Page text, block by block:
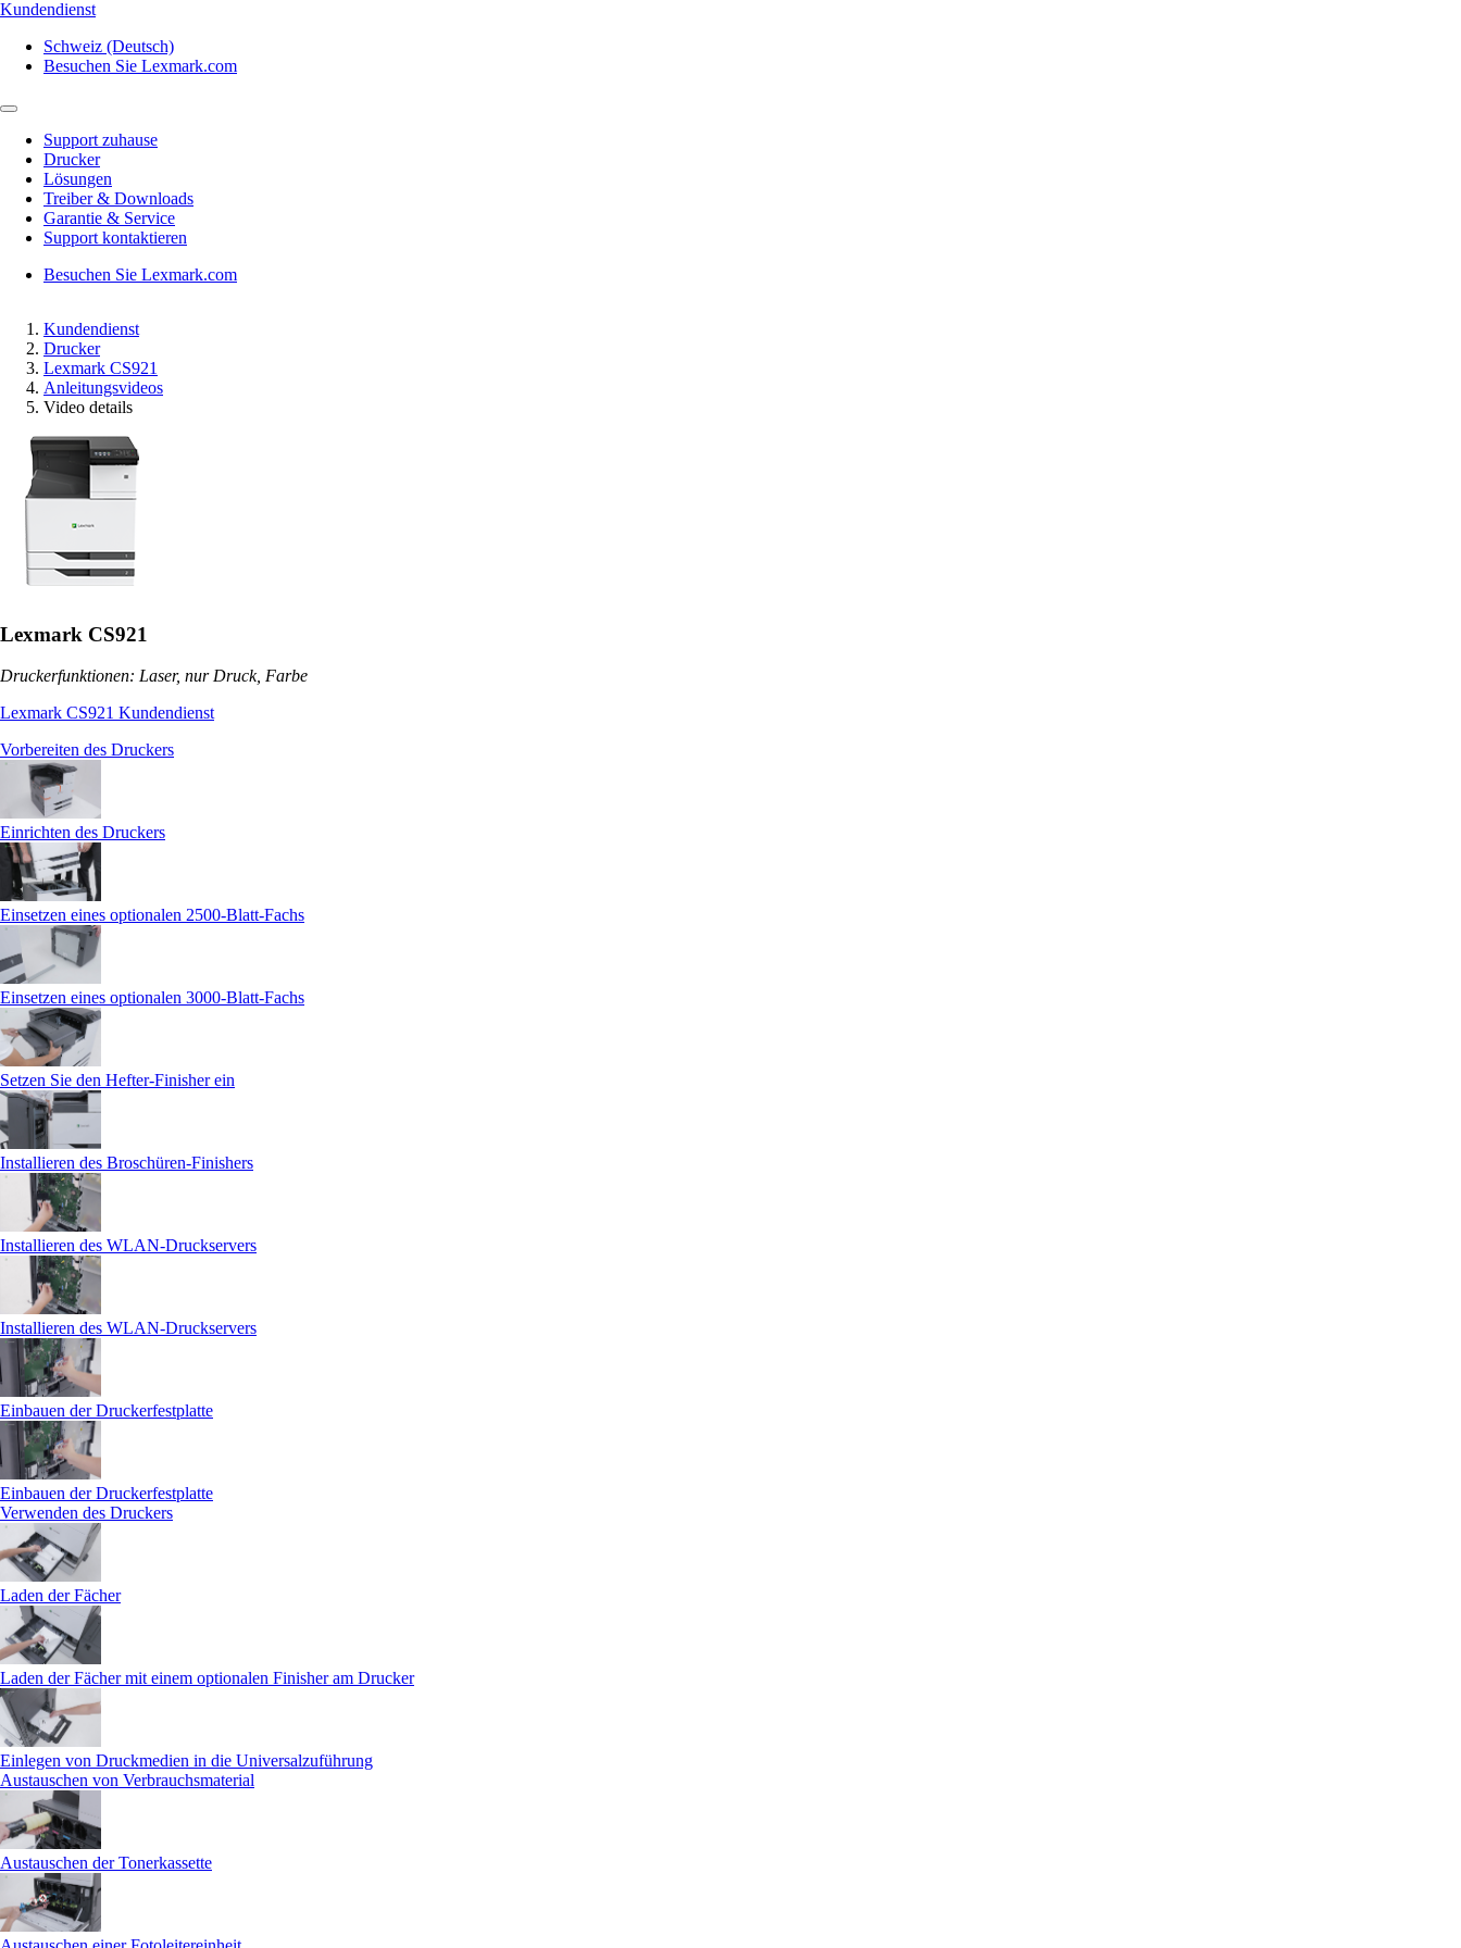
Kundendienst
Schweiz (Deutsch)
Besuchen Sie Lexmark.com
Support zuhause
Drucker
Lösungen
Treiber & Downloads
Garantie & Service
Support kontaktieren
Besuchen Sie Lexmark.com
Kundendienst
Drucker
Lexmark CS921
Anleitungsvideos
Video details
Lexmark CS921
Druckerfunktionen: Laser, nur Druck, Farbe
Lexmark CS921 Kundendienst
Vorbereiten des Druckers
Einrichten des Druckers
Einsetzen eines optionalen 2500‑Blatt-Fachs
Einsetzen eines optionalen 3000‑Blatt-Fachs
Setzen Sie den Hefter-Finisher ein
Installieren des Broschüren-Finishers
Installieren des WLAN-Druckservers
Installieren des WLAN-Druckservers
Einbauen der Druckerfestplatte
Einbauen der Druckerfestplatte
Verwenden des Druckers
Laden der Fächer
Laden der Fächer mit einem optionalen Finisher am Drucker
Einlegen von Druckmedien in die Universalzuführung
Austauschen von Verbrauchsmaterial
Austauschen der Tonerkassette